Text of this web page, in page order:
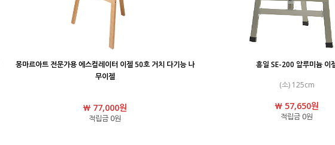
몽마르아트 전문가용 에스컬레이터 이젤 50호 거치 다기능 나
무이젤
￦ 77,000원
적립금 0원
흥일 SE-200 알루미늄 이
(소) 125cm
￦ 57,650원
적립금 0원